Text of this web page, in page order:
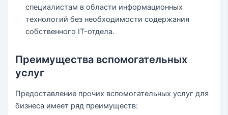
специалистам в области информационных
технологий без необходимости содержания
собственного IT-отдела.
Преимущества вспомогательных
услуг
Предоставление прочих вспомогательных услуг для
бизнеса имеет ряд преимуществ: